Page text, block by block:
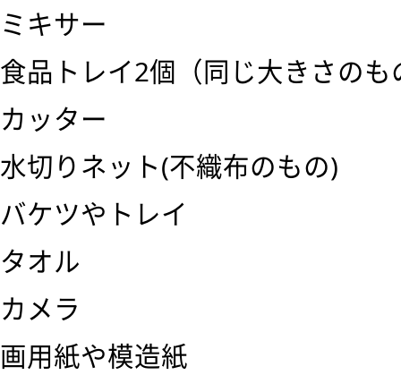
ミキサー
食品トレイ2個（同じ大きさのも
カッター
水切りネット(不織布のもの)
バケツやトレイ
タオル
カメラ
画用紙や模造紙